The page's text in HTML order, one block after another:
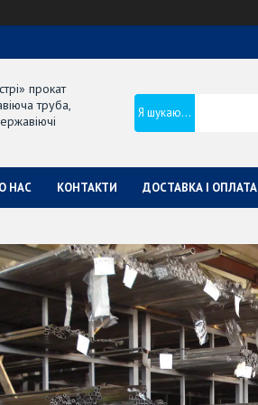
прокат
труба,
НАС КОНТАКТИ ДОСТАВКА І ОПЛАТА